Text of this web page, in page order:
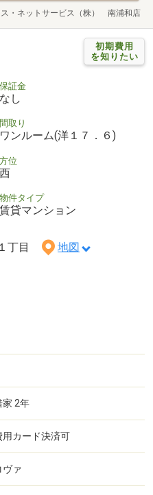
・ネットサービス（株） 南浦和店
初期費用
を知りたい
保証金
なし
間取り
ワンルーム(洋１７．６)
方位
西
物件タイプ
賃貸マンション
丁目 地図
家 2年
用カード決済可
ヴァ